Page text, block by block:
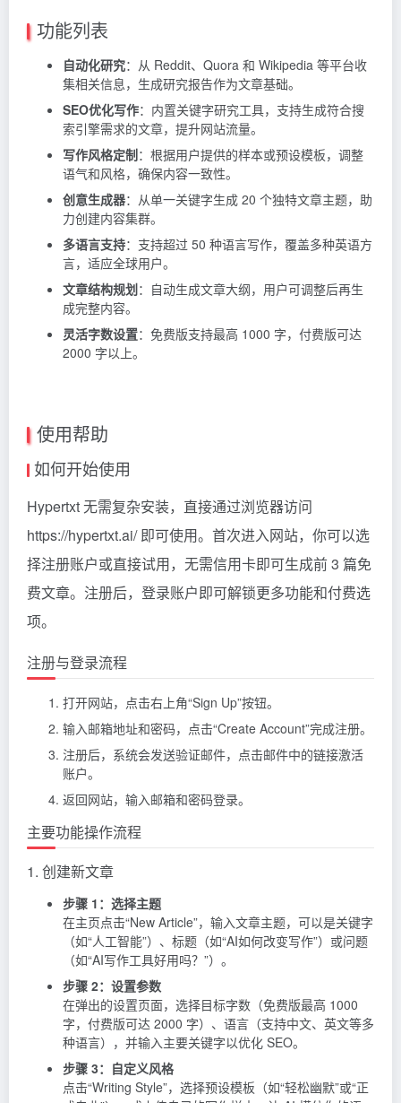
功能列表
自动化研究：从 Reddit、Quora 和 Wikipedia 等平台收
集相关信息，生成研究报告作为文章基础。
SEO优化写作：内置关键字研究工具，支持生成符合搜
索引擎需求的文章，提升网站流量。
写作风格定制：根据用户提供的样本或预设模板，调整
语气和风格，确保内容一致性。
创意生成器：从单一关键字生成 20 个独特文章主题，助
力创建内容集群。
多语言支持：支持超过 50 种语言写作，覆盖多种英语方
言，适应全球用户。
文章结构规划：自动生成文章大纲，用户可调整后再生
成完整内容。
灵活字数设置：免费版支持最高 1000 字，付费版可达
2000 字以上。
使用帮助
如何开始使用
Hypertxt 无需复杂安装，直接通过浏览器访问
https://hypertxt.ai/ 即可使用。首次进入网站，你可以选
择注册账户或直接试用，无需信用卡即可生成前 3 篇免
费文章。注册后，登录账户即可解锁更多功能和付费选
项。
注册与登录流程
打开网站，点击右上角“Sign Up”按钮。
输入邮箱地址和密码，点击“Create Account”完成注册。
注册后，系统会发送验证邮件，点击邮件中的链接激活
账户。
返回网站，输入邮箱和密码登录。
主要功能操作流程
1. 创建新文章
步骤 1：选择主题
在主页点击“New Article”，输入文章主题，可以是关键字
（如“人工智能”）、标题（如“AI如何改变写作”）或问题
（如“AI写作工具好用吗？”）。
步骤 2：设置参数
在弹出的设置页面，选择目标字数（免费版最高 1000
字，付费版可达 2000 字）、语言（支持中文、英文等多
种语言），并输入主要关键字以优化 SEO。
步骤 3：自定义风格
点击“Writing Style”，选择预设模板（如“轻松幽默”或“正